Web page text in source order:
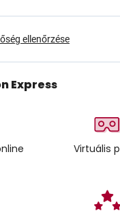
ellenőrzése
Express
Virtuális